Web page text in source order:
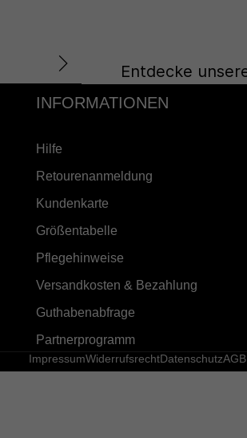
Entdecke
INFORMATIONEN
Hilfe
Retourenanmeldung
Kundenkarte
Größentabelle
Pflegehinweise
Versandkosten & Bezahlung
Guthabenabfrage
Partnerprogramm
ImpressumWiderrufsrechtDatenschutzAGB